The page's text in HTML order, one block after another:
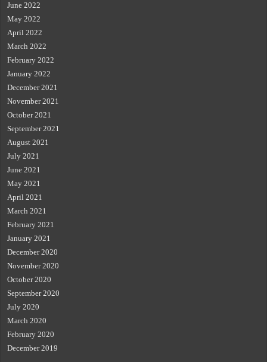
June 2022
May 2022
April 2022
March 2022
February 2022
January 2022
December 2021
November 2021
October 2021
September 2021
August 2021
July 2021
June 2021
May 2021
April 2021
March 2021
February 2021
January 2021
December 2020
November 2020
October 2020
September 2020
July 2020
March 2020
February 2020
December 2019